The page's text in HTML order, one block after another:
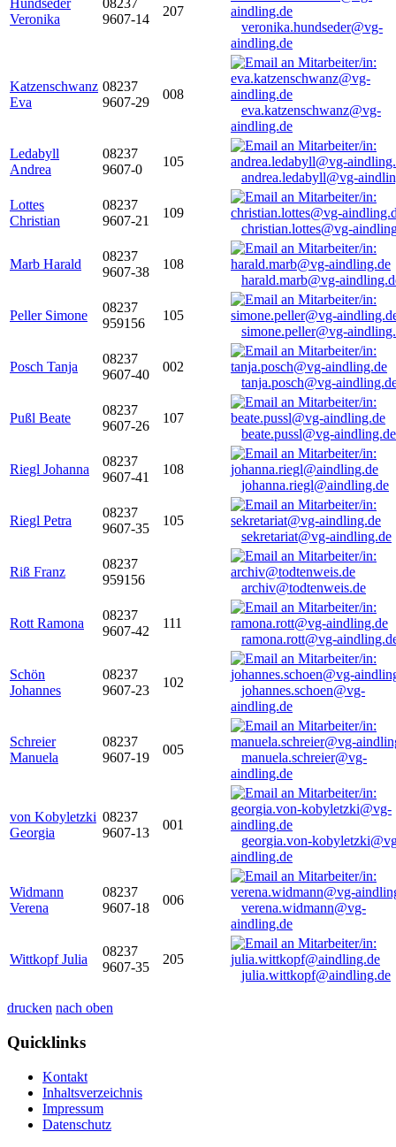
Hundseder
Veronika
08237
9607-14
207
veronika.hundseder@vg-
aindling.de
Katzenschwanz
Eva
08237
9607-29
008
eva.katzenschwanz@vg-
aindling.de
Ledabyll
Andrea
08237
9607-0
105
andrea.ledabyll@vg-
Lottes
Christian
08237
9607-21
109
christian.lottes@vg-
Marb Harald
08237
9607-38
108
harald.marb@vg-
Peller Simone
08237
959156
105
simone.peller@vg-
Posch Tanja
08237
9607-40
002
tanja.posch@vg-
Pußl Beate
08237
9607-26
107
beate.pussl@vg-aindling.de
Riegl Johanna
08237
9607-41
108
johanna.riegl@aindling.de
Riegl Petra
08237
9607-35
105
sekretariat@vg-aindling.de
Riß Franz
08237
959156
archiv@todtenweis.de
Rott Ramona
08237
9607-42
111
ramona.rott@vg-
Schön
Johannes
08237
9607-23
102
johannes.schoen@vg-
aindling.de
Schreier
Manuela
08237
9607-19
005
manuela.schreier@vg-
aindling.de
von Kobyletzki
Georgia
08237
9607-13
001
georgia.von-
aindling.de
Widmann
Verena
08237
9607-18
006
verena.widmann@vg-
aindling.de
Wittkopf Julia
08237
9607-35
205
julia.wittkopf@aindling.de
drucken nach oben
Quicklinks
Kontakt
Inhaltsverzeichnis
Impressum
Datenschutz